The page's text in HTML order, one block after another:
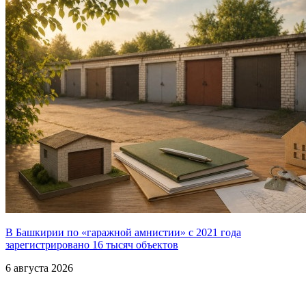
В Башкирии по «гаражной амнистии» с 2021 года
зарегистрировано 16 тысяч объектов
6 августа 2026